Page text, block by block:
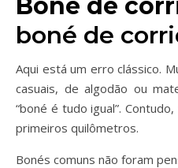
Boné de
boné de
Aqui está um erro clássico.
casuais, de algodão ou
“boné é tudo igual”.
primeiros quilômetros.
Bonés comuns não foram